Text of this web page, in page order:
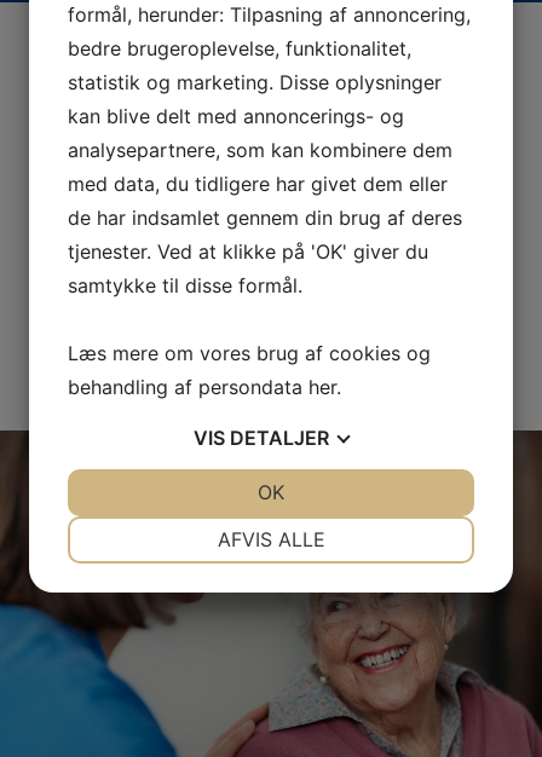
Vi giver os tid til dig
Vi kerer os om din fodsundhed og gør os umage med
at møde dig, hvor du er, uanset om du er 14 eller 84
år.
Hos os har vi god tid til at komme godt omkring
fodproblemer og årsagerne til dem, mens du sidder i
stolen.
LÆS MERE OM OS
formål, herunder: Tilpasning af annoncering,
bedre brugeroplevelse, funktionalitet,
statistik og marketing. Disse oplysninger
kan blive delt med annoncerings- og
analysepartnere, som kan kombinere dem
med data, du tidligere har givet dem eller
de har indsamlet gennem din brug af deres
tjenester. Ved at klikke på 'OK' giver du
samtykke til disse formål.
Læs mere om vores brug af cookies og
behandling af persondata her.
VIS DETALJER
MARKETING STATISTIK
AFVIS ALLE
OK